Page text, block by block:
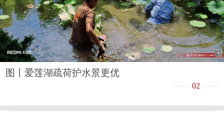
图丨爱莲湖疏荷护水景更优
02